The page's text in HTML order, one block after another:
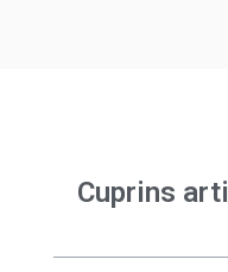
Cuprins